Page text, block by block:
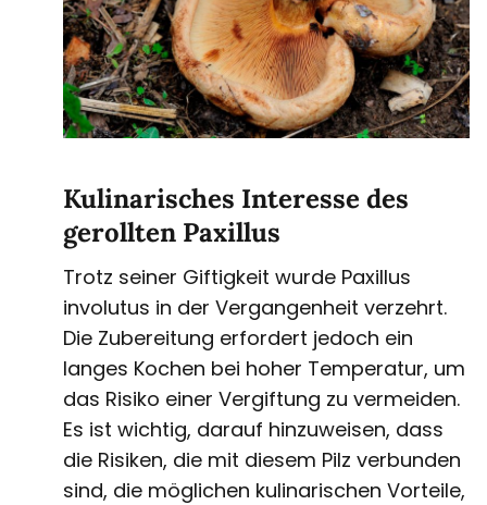
Kulinarisches Interesse des
gerollten Paxillus
Trotz seiner Giftigkeit wurde Paxillus
involutus in der Vergangenheit verzehrt.
Die Zubereitung erfordert jedoch ein
langes Kochen bei hoher Temperatur, um
das Risiko einer Vergiftung zu vermeiden.
Es ist wichtig, darauf hinzuweisen, dass
die Risiken, die mit diesem Pilz verbunden
sind, die möglichen kulinarischen Vorteile,